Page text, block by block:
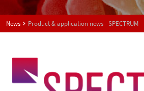
News Product & application news - SPECTRUM